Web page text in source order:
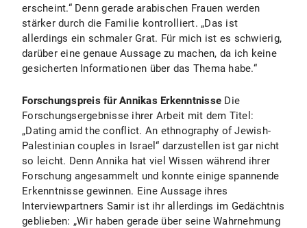
erscheint.“ Denn gerade arabischen Frauen werden
stärker durch die Familie kontrolliert. „Das ist
allerdings ein schmaler Grat. Für mich ist es schwierig,
darüber eine genaue Aussage zu machen, da ich keine
gesicherten Informationen über das Thema habe.“
Forschungspreis für Annikas Erkenntnisse Die
Forschungsergebnisse ihrer Arbeit mit dem Titel:
„Dating amid the conflict. An ethnography of Jewish-
Palestinian couples in Israel“ darzustellen ist gar nicht
so leicht. Denn Annika hat viel Wissen während ihrer
Forschung angesammelt und konnte einige spannende
Erkenntnisse gewinnen. Eine Aussage ihres
Interviewpartners Samir ist ihr allerdings im Gedächtnis
geblieben: „Wir haben gerade über seine Wahrnehmung